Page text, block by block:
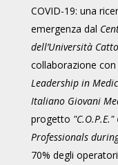
COVID-19: una
emergenza dal
dell’Università
collaborazione con
Leadership in
Italiano Giovani
progetto
Professionals
70% degli